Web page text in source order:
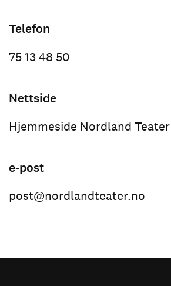
Telefon
75 13 48 50
Nettside
Hjemmeside Nordland Teater
e-post
post@nordlandteater.no